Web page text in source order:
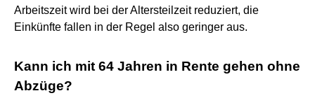
Arbeitszeit wird bei der Altersteilzeit reduziert, die
Einkünfte fallen in der Regel also geringer aus.
Kann ich mit 64 Jahren in Rente gehen ohne
Abzüge?